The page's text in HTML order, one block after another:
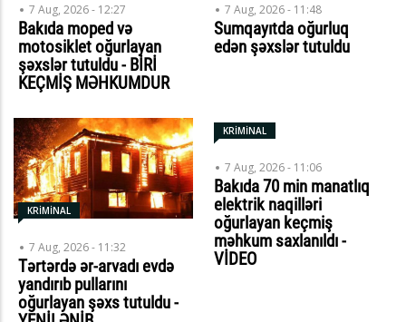
7 Aug, 2026 - 12:27
Bakıda moped və
motosiklet oğurlayan
şəxslər tutuldu - BİRİ
KEÇMİŞ MƏHKUMDUR
7 Aug, 2026 - 11:48
Sumqayıtda oğurluq
edən şəxslər tutuldu
KRİMİNAL
7 Aug, 2026 - 11:32
Tərtərdə ər-arvadı evdə
yandırıb pullarını
oğurlayan şəxs tutuldu -
KRİMİNAL
7 Aug, 2026 - 11:06
Bakıda 70 min manatlıq
elektrik naqilləri
oğurlayan keçmiş
məhkum saxlanıldı -
VİDEO